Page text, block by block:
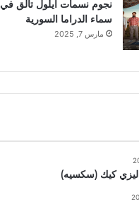
نجوم نسمات أيلول تألق في
سماء الدراما السورية
مارس 7, 2025
كيك (سكسيه)